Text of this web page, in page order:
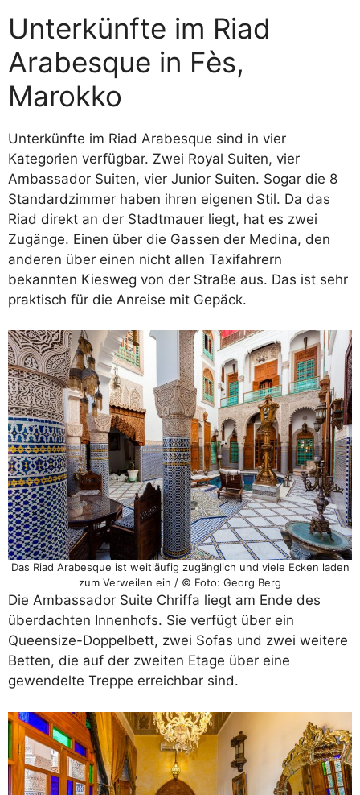
Unterkünfte im Riad
Arabesque in Fès,
Marokko
Unterkünfte im Riad Arabesque sind in vier
Kategorien verfügbar. Zwei Royal Suiten, vier
Ambassador Suiten, vier Junior Suiten. Sogar die 8
Standardzimmer haben ihren eigenen Stil. Da das
Riad direkt an der Stadtmauer liegt, hat es zwei
Zugänge. Einen über die Gassen der Medina, den
anderen über einen nicht allen Taxifahrern
bekannten Kiesweg von der Straße aus. Das ist sehr
praktisch für die Anreise mit Gepäck.
Das Riad Arabesque ist weitläufig zugänglich und viele Ecken laden
zum Verweilen ein / © Foto: Georg Berg
Die Ambassador Suite Chriffa liegt am Ende des
überdachten Innenhofs. Sie verfügt über ein
Queensize-Doppelbett, zwei Sofas und zwei weitere
Betten, die auf der zweiten Etage über eine
gewendelte Treppe erreichbar sind.